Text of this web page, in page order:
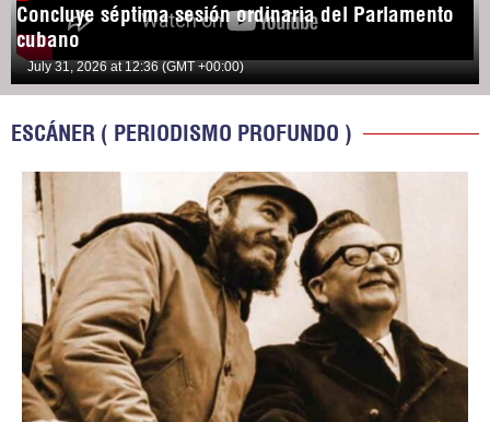
Concluye séptima sesión ordinaria del Parlamento
cubano
July 31, 2026 at 12:36 (GMT +00:00)
ESCÁNER ( PERIODISMO PROFUNDO )